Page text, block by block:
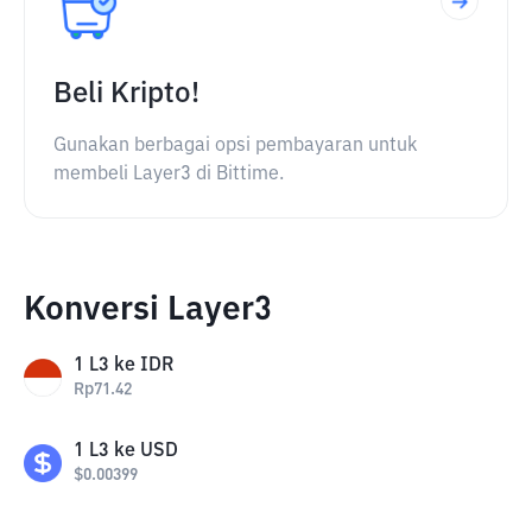
Beli Kripto!
Gunakan berbagai opsi pembayaran untuk
membeli Layer3 di Bittime.
Konversi Layer3
1 L3 ke IDR
Rp71.42
1 L3 ke USD
$0.00399